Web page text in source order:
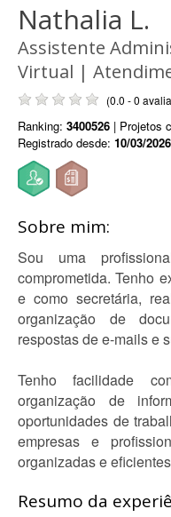
Nathalia L.
Assistente
Virtual |
(0.0 - 0
Ranking: 3400526 | Projetos
Registrado desde: 10/03/2026
Sobre mim:
Sou uma
comprometida. Tenho
e como secretária,
organização de
respostas de e-mails e
Tenho facilidade
organização de
oportunidades de
empresas e
organizadas e
Resumo da